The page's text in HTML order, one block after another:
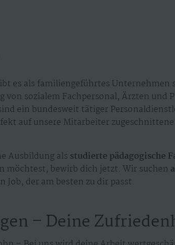
es als familiengeführtes Unternehmen
von sozialem Fachpersonal, Ärzten und
ein bundesweit tätiger
auf unsere Mitarbeiter
Ausbildung als studierte pädagogische
möchtest, bewirb dich jetzt. Wir suchen
der am besten zu dir passt.
– Deine